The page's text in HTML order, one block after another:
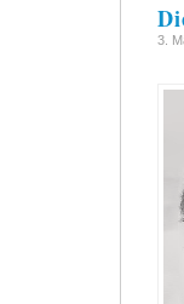
3.